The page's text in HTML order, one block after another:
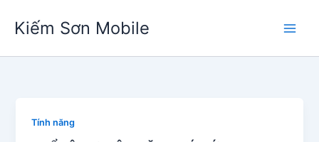
dung
Kiếm Sơn Mobile
Tính năng